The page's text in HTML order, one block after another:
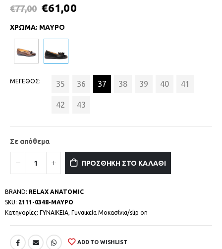
€77,00 €61,00
ΧΡΩΜΑ: ΜΑΥΡΟ
ΜΕΓΕΘΟΣ 35 36 37 38 39 40 41
42 43
Σε απόθεμα
ΠΡΟΣΘΗΚΗ ΣΤΟ ΚΑΛΑΘΙ
BRAND: RELAX ANATOMIC
SKU: 2111-0348-ΜΑΥΡΟ
Κατηγορίες: ΓΥΝΑΙΚΕΙΑ, Γυναικεία Μοκασίνια/slip on
ADD TO WISHLIST